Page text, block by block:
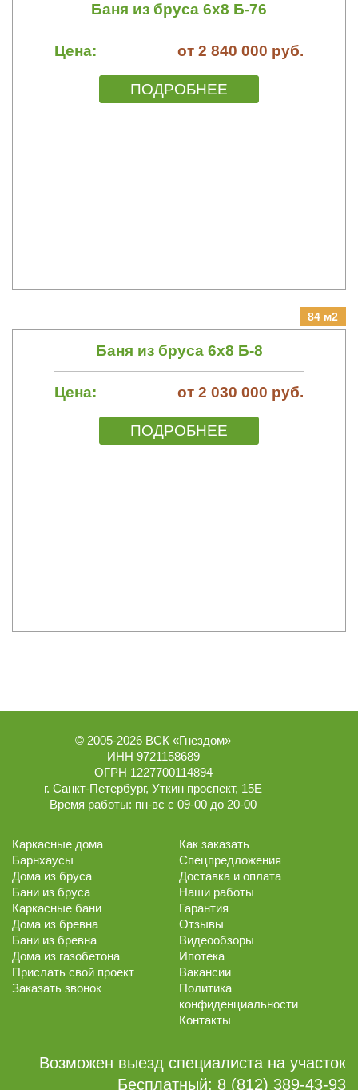
Баня из бруса 6х8 Б-76
Цена: от 2 840 000 руб.
ПОДРОБНЕЕ
84 м2
Баня из бруса 6х8 Б-8
Цена: от 2 030 000 руб.
ПОДРОБНЕЕ
© 2005-2026 ВСК «Гнездом»
ИНН 9721158689
ОГРН 1227700114894
г. Санкт-Петербург, Уткин проспект, 15Е
Время работы: пн-вс с 09-00 до 20-00
Каркасные дома
Барнхаусы
Дома из бруса
Бани из бруса
Каркасные бани
Дома из бревна
Бани из бревна
Дома из газобетона
Прислать свой проект
Заказать звонок
Как заказать
Спецпредложения
Доставка и оплата
Наши работы
Гарантия
Отзывы
Видеообзоры
Ипотека
Вакансии
Политика
конфиденциальности
Контакты
Возможен выезд специалиста на участок
Бесплатный: 8 (812) 389-43-93